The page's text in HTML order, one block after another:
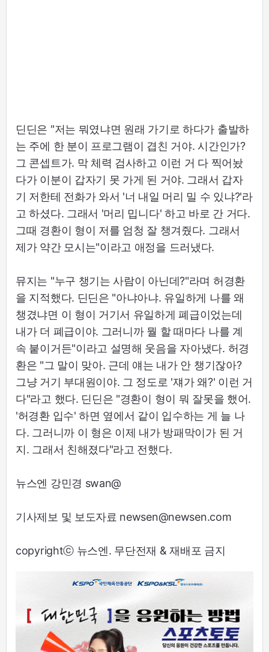
딘딘은 "저는 뭐였냐면 원래 가기로 하다가 출발하
는 주에 한 분이 프로그램이 겹친 거야. 시간인가?
그 콘셉트가. 막 체력 검사하고 이런 거 다 찍어놨
다가 이분이 갑자기 못 가게 된 거야. 그래서 갑자
기 저한테 전화가 와서 '너 내일 머리 밀 수 있냐?'라
고 하셨다. 그래서 '머리 밉니다' 하고 바로 간 거다.
그때 경환이 형이 저를 엄청 잘 챙겨줬다. 그래서
제가 약간 모시는"이라고 애정을 드러냈다.
뮤지는 "누구 챙기는 사람이 아닌데?"라며 허경환
을 지적했다. 딘딘은 "아냐아냐. 유일하게 나를 왜
챙겼냐면 이 형이 거기서 유일하게 폐급이었는데
내가 더 폐급이야. 그러니까 뭘 할 때마다 나를 계
속 붙이거든"이라고 설명해 웃음을 자아냈다. 허경
환은 "그 말이 맞아. 근데 얘는 내가 안 챙기잖아?
그냥 거기 부대원이야. 그 정도로 '쟤가 왜?' 이런 거
다"라고 했다. 딘딘은 "경환이 형이 뭐 잘못을 했어.
'허경환 입수' 하면 옆에서 같이 입수하는 게 늘 나
다. 그러니까 이 형은 이제 내가 방패막이가 된 거
지. 그래서 친해졌다"라고 전했다.
뉴스엔 강민경 swan@
기사제보 및 보도자료 newsen@newsen.com
copyrightⓒ 뉴스엔. 무단전재 & 재배포 금지